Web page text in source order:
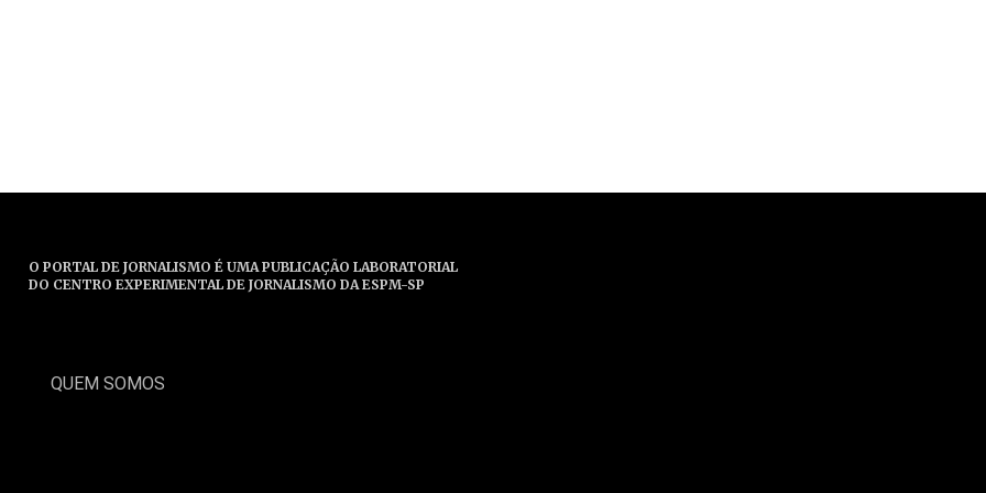
O PORTAL DE JORNALISMO É UMA PUBLICAÇÃO LABORATORIAL
DO CENTRO EXPERIMENTAL DE JORNALISMO DA ESPM-SP
QUEM SOMOS